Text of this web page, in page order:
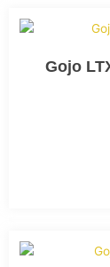
Gojo